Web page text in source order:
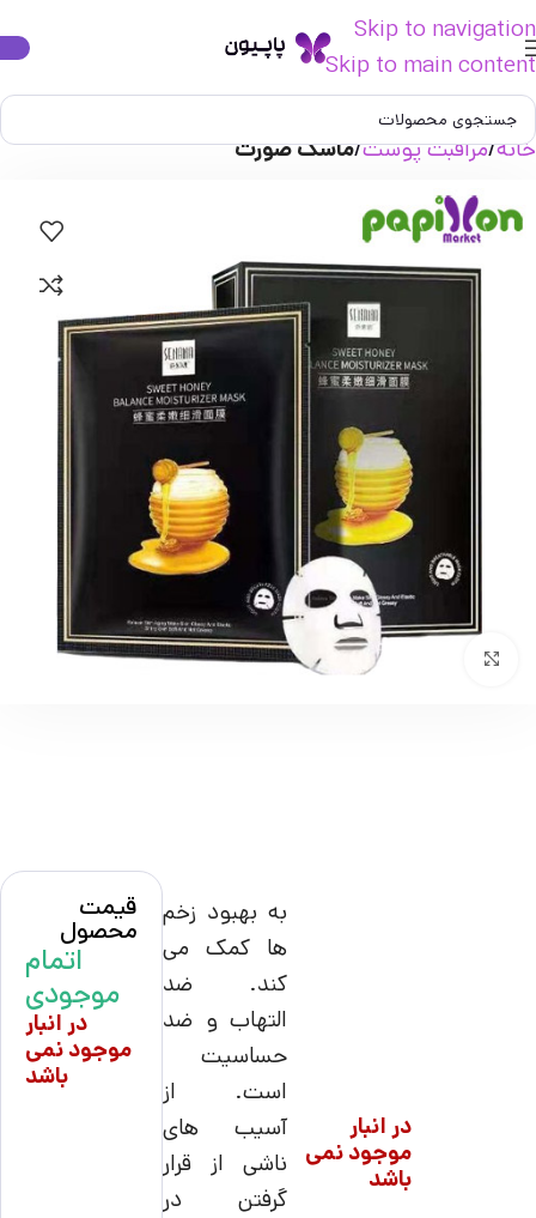
Skip to navigation
Skip to main content
خانه مراقبت پوست ماسک صورت
بزرگنمایی تصویر
در انبار
موجود نمی
باشد
به بهبود زخم
ها کمک می
کند. ضد
التهاب و ضد
حساسیت
است. از
آسیب های
ناشی از قرار
گرفتن در
قیمت
محصول
اتمام
موجودی
در انبار
موجود نمی
باشد